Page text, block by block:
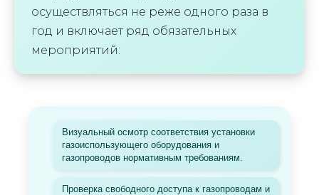
осуществляться не реже одного раза в
год и включает ряд обязательных
мероприятий:
Визуальный осмотр соответствия установки
газоиспользующего оборудования и
газопроводов нормативным требованиям.
Проверка свободного доступа к газопроводам и